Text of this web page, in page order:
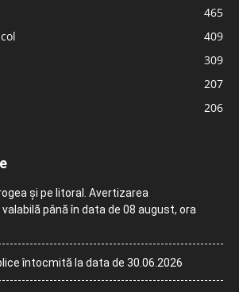
465
409
309
207
206
și pe litoral. Avertizarea
până în data de 08 august, ora
întocmită la data de 30.06.2026